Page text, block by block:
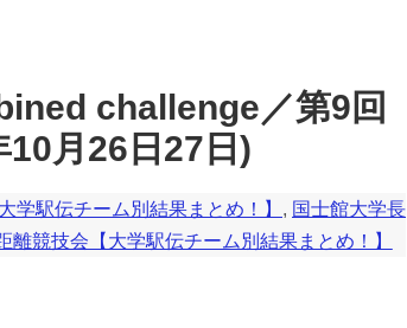
challenge／第9回
10月26日27日)
学駅伝チーム別結果まとめ！】 , 国士館大学長
離競技会【大学駅伝チーム別結果まとめ！】